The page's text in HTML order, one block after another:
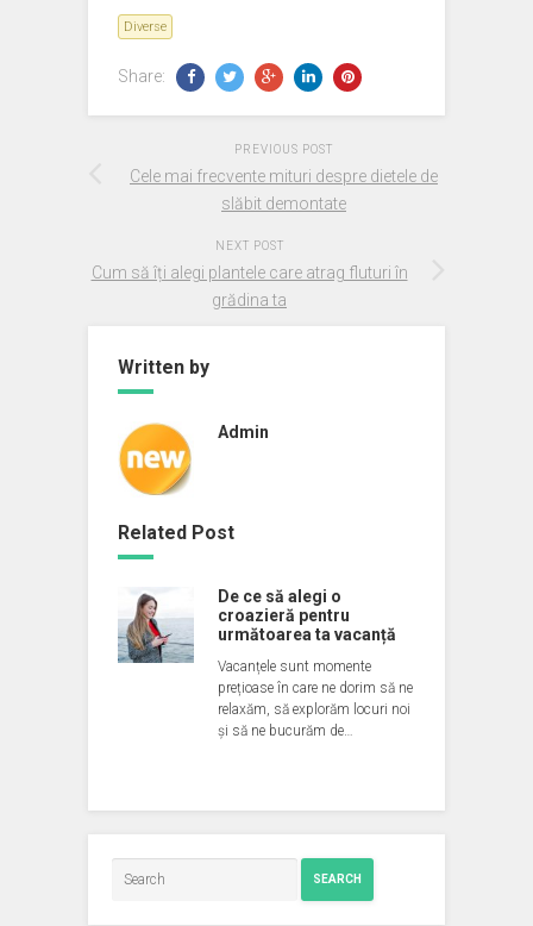
Diverse
Share:
PREVIOUS POST
Cele mai frecvente mituri despre dietele de
slăbit demontate
NEXT POST
Cum să îți alegi plantele care atrag fluturi în
grădina ta
Written by
Admin
Related Post
De ce să alegi o
croazieră pentru
următoarea ta vacanță
Vacanțele sunt momente
prețioase în care ne dorim să ne
relaxăm, să explorăm locuri noi
și să ne bucurăm de…
SEARCH